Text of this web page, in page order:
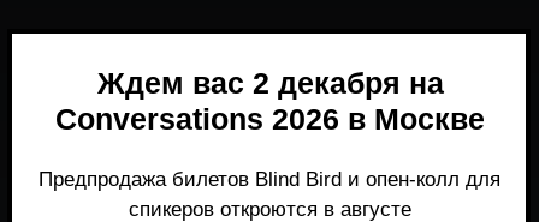
Место, где можно получить честный,